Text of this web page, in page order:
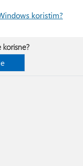
koristim?
korisne?